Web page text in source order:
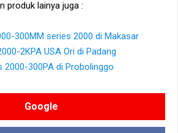
produk lainya juga :
300MM series 2000 di Makasar
2KPA USA Ori di Padang
2000-300PA di Probolinggo
Google